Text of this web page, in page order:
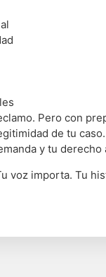
Pero con
de tu
y tu derecho
voz importa. Tu